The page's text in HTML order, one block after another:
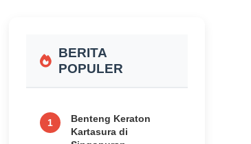
lalu
BERITA
POPULER
1
Benteng Keraton
Kartasura di